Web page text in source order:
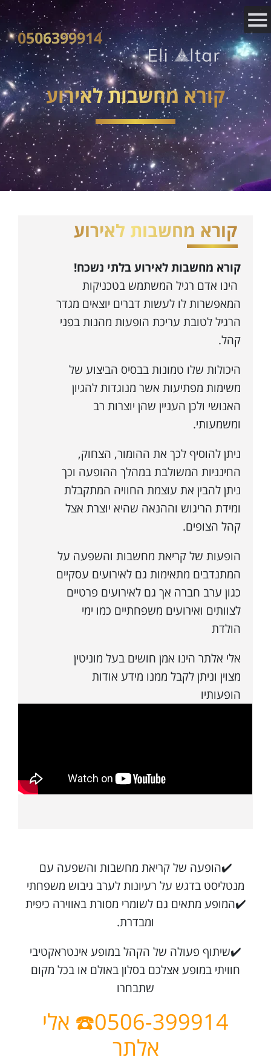
0506399914
קורא מחשבות לאירוע
קורא מחשבות לאירוע
קורא מחשבות לאירוע בלתי נשכח!
הינו אדם רגיל המשתמש בטכניקות
המאפשרות לו לעשות דברים יוצאים מגדר
הרגיל לטובת עריכת הופעות מהנות בפני
קהל.
היכולות שלו טמונות בבסיס הביצוע של
משימות מפתיעות אשר מנוגדות להגיון
האנושי ולכן העניין שהן יוצרות רב
ומשמעותי.
ניתן להוסיף לכך את ההומור, הצחוק,
החינניות המשולבת במהלך ההופעה וכך
ניתן להבין את עוצמת החוויה המתקבלת
ומידת הריגוש וההנאה שהיא יוצרת אצל
קהל הצופים.
הופעות של קריאת מחשבות והשפעה על
המתנדבים מתאימות גם לאירועים עסקיים
כגון ערב חברה אך גם לאירועים פרטיים
לצוותים ואירועים משפחתיים כמו ימי
הולדת
אלי אלתר הינו אמן חושים בעל מוניטין
מצוין וניתן לקבל ממנו מידע אודות
הופעותיו
✔️הופעה של קריאת מחשבות והשפעה עם
מנטליסט בדגש על רעיונות לערב גיבוש משפחתי
✔️המופע מתאים גם לשומרי מסורת באווירה כיפית
ומבדרת.
✔️שיתוף פעולה של הקהל במופע אינטראקטיבי
חוויתי במופע אצלכם בסלון באולם או בכל מקום
שתבחרו
0506-399914☎️ אלי
אלתר